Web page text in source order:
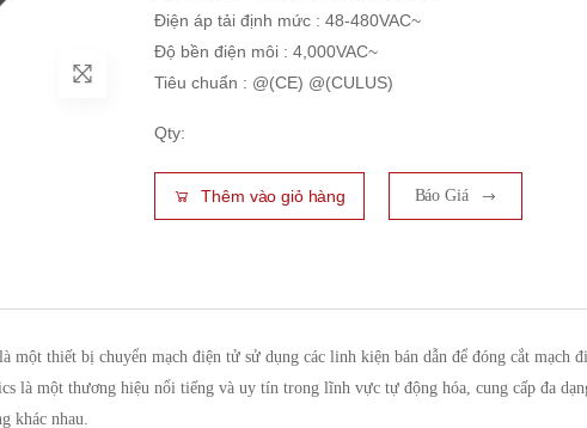
Điện áp tải định mức : 48-480VAC~
Độ bền điện môi : 4,000VAC~
Tiêu chuẩn : @(CE) @(CULUS)
Qty:
Thêm vào giỏ hàng Báo Giá
một thiết bị chuyển mạch điện tử sử dụng các linh kiện bán dẫn để đóng cắt mạch
là một thương hiệu nổi tiếng và uy tín trong lĩnh vực tự động hóa, cung cấp đa
khác nhau.